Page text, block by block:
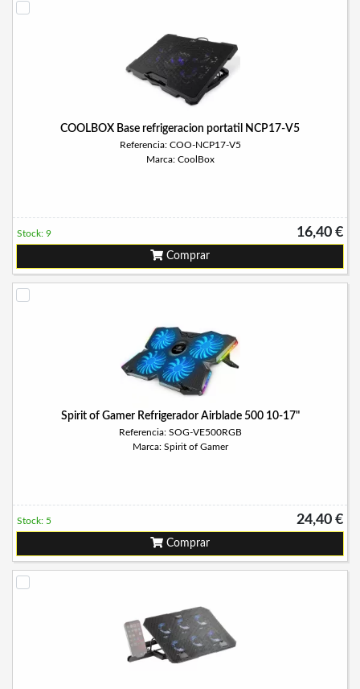
COOLBOX Base refrigeracion portatil NCP17-V5
Referencia: COO-NCP17-V5
Marca: CoolBox
16,40 €
Stock: 9
Comprar
Spirit of Gamer Refrigerador Airblade 500 10-17"
Referencia: SOG-VE500RGB
Marca: Spirit of Gamer
24,40 €
Stock: 5
Comprar